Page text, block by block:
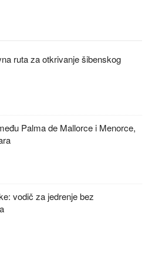
ruta za otkrivanje šibenskog
Palma de Mallorce i Menorce,
vodič za jedrenje bez